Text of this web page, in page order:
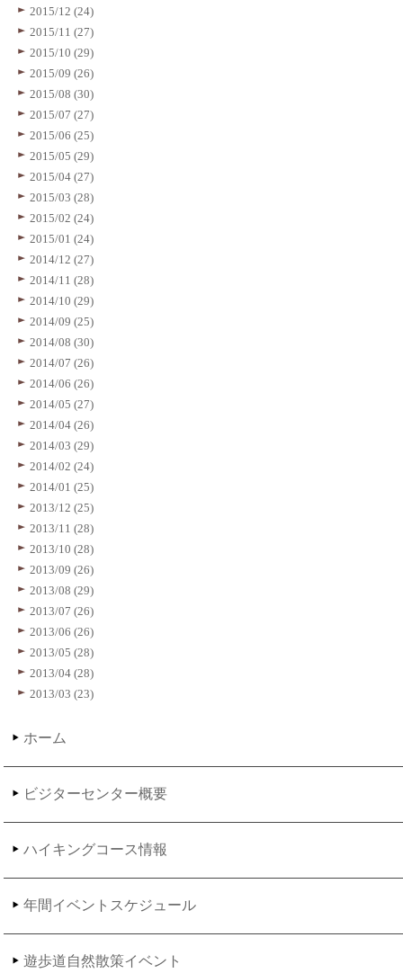
2015/12 (24)
2015/11 (27)
2015/10 (29)
2015/09 (26)
2015/08 (30)
2015/07 (27)
2015/06 (25)
2015/05 (29)
2015/04 (27)
2015/03 (28)
2015/02 (24)
2015/01 (24)
2014/12 (27)
2014/11 (28)
2014/10 (29)
2014/09 (25)
2014/08 (30)
2014/07 (26)
2014/06 (26)
2014/05 (27)
2014/04 (26)
2014/03 (29)
2014/02 (24)
2014/01 (25)
2013/12 (25)
2013/11 (28)
2013/10 (28)
2013/09 (26)
2013/08 (29)
2013/07 (26)
2013/06 (26)
2013/05 (28)
2013/04 (28)
2013/03 (23)
ホーム
ビジターセンター概要
ハイキングコース情報
年間イベントスケジュール
遊歩道自然散策イベント